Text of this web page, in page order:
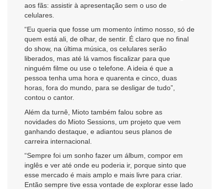
aos fãs: assistir à apresentação sem o uso de
celulares.
“Eu queria que fosse um momento íntimo nosso, só de
quem está ali, de olhar, de sentir. É claro que no final
do show, na última música, os celulares serão
liberados, mas até lá vamos fiscalizar para que
ninguém filme ou use o telefone. A ideia é que a
pessoa tenha uma hora e quarenta e cinco, duas
horas, fora do mundo, para se desligar de tudo”,
contou o cantor.
Além da turnê, Mioto também falou sobre as
novidades do Mioto Sessions, um projeto que vem
ganhando destaque, e adiantou seus planos de
carreira internacional.
“Sempre foi um sonho fazer um álbum, compor em
inglês e ver até onde eu poderia ir, porque sinto que
esse mercado é mais amplo e mais livre para criar.
Então sempre tive essa vontade de explorar esse lado